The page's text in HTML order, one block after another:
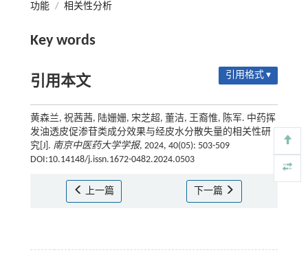
功能 / 相关性分析
Key words
引用本文 引用格式 ▾
黄森兰, 祝茜茜, 陆姗姗, 宋芝超, 董洁, 王裔惟, 陈军. 中药挥
发油透皮促渗苷类成分效果与经皮水分散失量的相关性研
究[J]. 南京中医药大学学报, 2024, 40(05): 503-509
DOI:10.14148/j.issn.1672-0482.2024.0503
上一篇 下一篇